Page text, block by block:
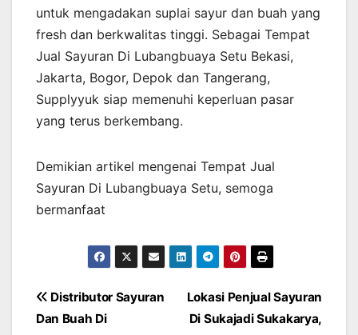
untuk mengadakan suplai sayur dan buah yang
fresh dan berkwalitas tinggi. Sebagai Tempat
Jual Sayuran Di Lubangbuaya Setu Bekasi,
Jakarta, Bogor, Depok dan Tangerang,
Supplyyuk siap memenuhi keperluan pasar
yang terus berkembang.
Demikian artikel mengenai Tempat Jual
Sayuran Di Lubangbuaya Setu, semoga
bermanfaat
Post
Lokasi Penjual Sayuran
Di Sukajadi Sukakarya,
Distributor Sayuran
Dan Buah Di